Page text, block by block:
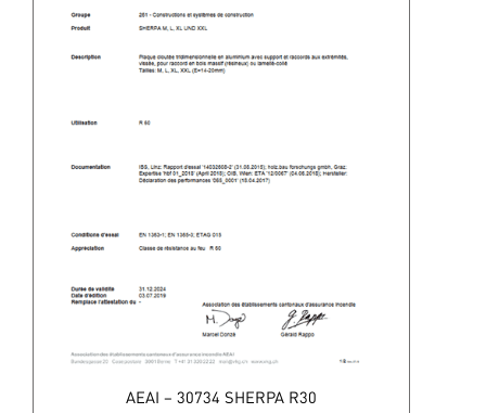
AEAI – 30734 SHERPA R30